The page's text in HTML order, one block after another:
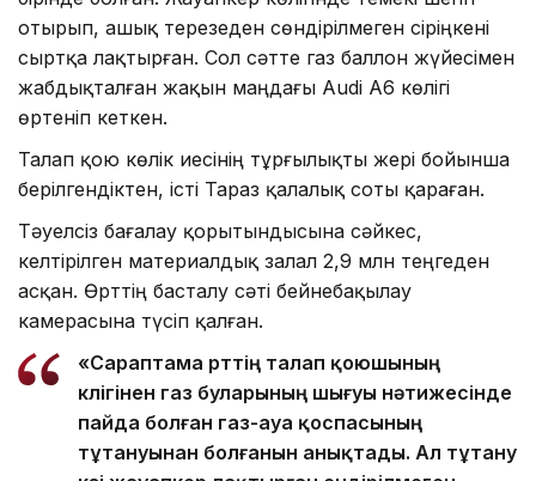
отырып, ашық терезеден сөндірілмеген сіріңкені
сыртқа лақтырған. Сол сәтте газ баллон жүйесімен
жабдықталған жақын маңдағы Audi A6 көлігі
өртеніп кеткен.
Талап қою көлік иесінің тұрғылықты жері бойынша
берілгендіктен, істі Тараз қалалық соты қараған.
Тәуелсіз бағалау қорытындысына сәйкес,
келтірілген материалдық залал 2,9 млн теңгеден
асқан. Өрттің басталу сәті бейнебақылау
камерасына түсіп қалған.
«Сараптама өрттің талап қоюшының
көлігінен газ буларының шығуы нәтижесінде
пайда болған газ-ауа қоспасының
тұтануынан болғанын анықтады. Ал тұтану